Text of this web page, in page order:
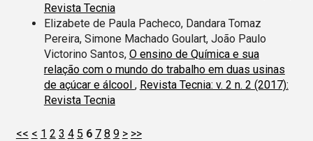
Revista Tecnia
Elizabete de Paula Pacheco, Dandara Tomaz
Pereira, Simone Machado Goulart, João Paulo
Victorino Santos, O ensino de Química e sua
relação com o mundo do trabalho em duas usinas
de açúcar e álcool , Revista Tecnia: v. 2 n. 2 (2017):
Revista Tecnia
<< < 1 2 3 4 5 6 7 8 9 > >>